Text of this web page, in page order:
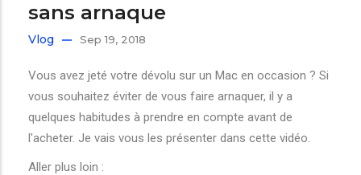
sans arnaque
Vlog Sep 19, 2018
Vous avez jeté votre dévolu sur un Mac en occasion ? Si
vous souhaitez éviter de vous faire arnaquer, il y a
quelques habitudes à prendre en compte avant de
l'acheter. Je vais vous les présenter dans cette vidéo.
Aller plus loin :